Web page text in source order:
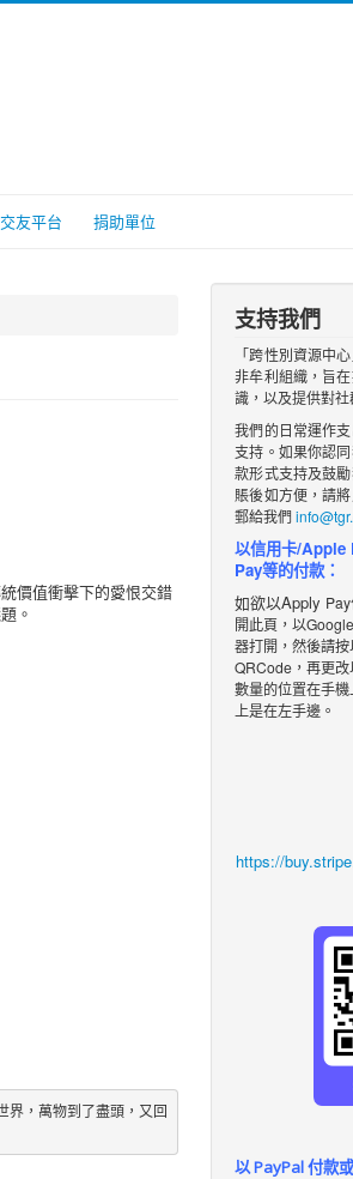
友平台 捐助單位
價值衝擊下的愛恨交錯
。
，萬物到了盡頭，又回
支持我們
「跨性別資源中
非牟利組織，旨
識，以及提供對社
我們的日常運作
支持。如果你認
款形式支持及鼓
賬後如方便，請
郵給我們
以信用卡/Apple
Pay等的付款：
如欲以Apply
開此頁，以
器打開，然後請
QRCode，再更改
數量的位置在手
上是在左手邊。
https://
以 PayPal 付款